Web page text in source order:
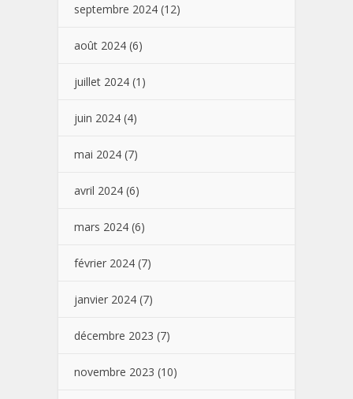
septembre 2024 (12)
août 2024 (6)
juillet 2024 (1)
juin 2024 (4)
mai 2024 (7)
avril 2024 (6)
mars 2024 (6)
février 2024 (7)
janvier 2024 (7)
décembre 2023 (7)
novembre 2023 (10)